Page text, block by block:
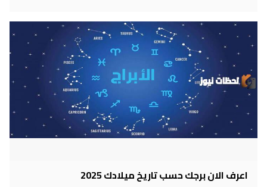
اعرف الان برجك حسب تاريخ ميلادك 2025